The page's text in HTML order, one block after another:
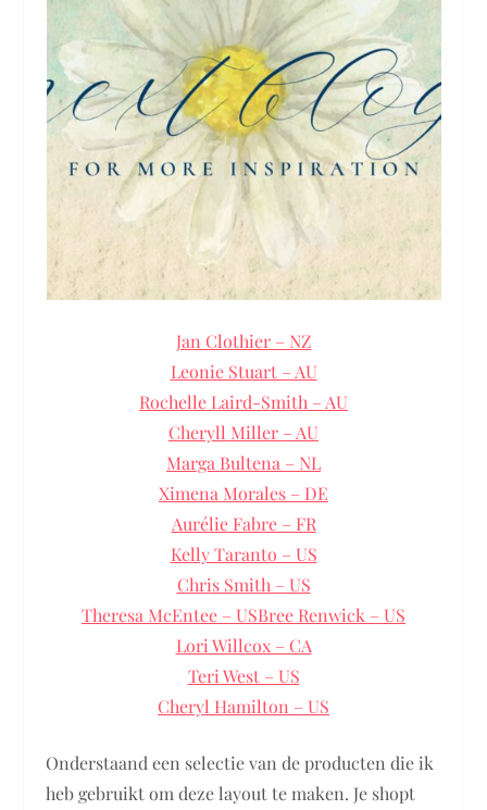
Jan Clothier – NZ
Leonie Stuart – AU
Rochelle Laird-Smith – AU
Cheryll Miller – AU
Marga Bultena – NL
Ximena Morales – DE
Aurélie Fabre – FR
Kelly Taranto – US
Chris Smith – US
Theresa McEntee – USBree Renwick – US
Lori Willcox – CA
Teri West – US
Cheryl Hamilton – US
Onderstaand een selectie van de producten die ik
heb gebruikt om deze layout te maken. Je shopt